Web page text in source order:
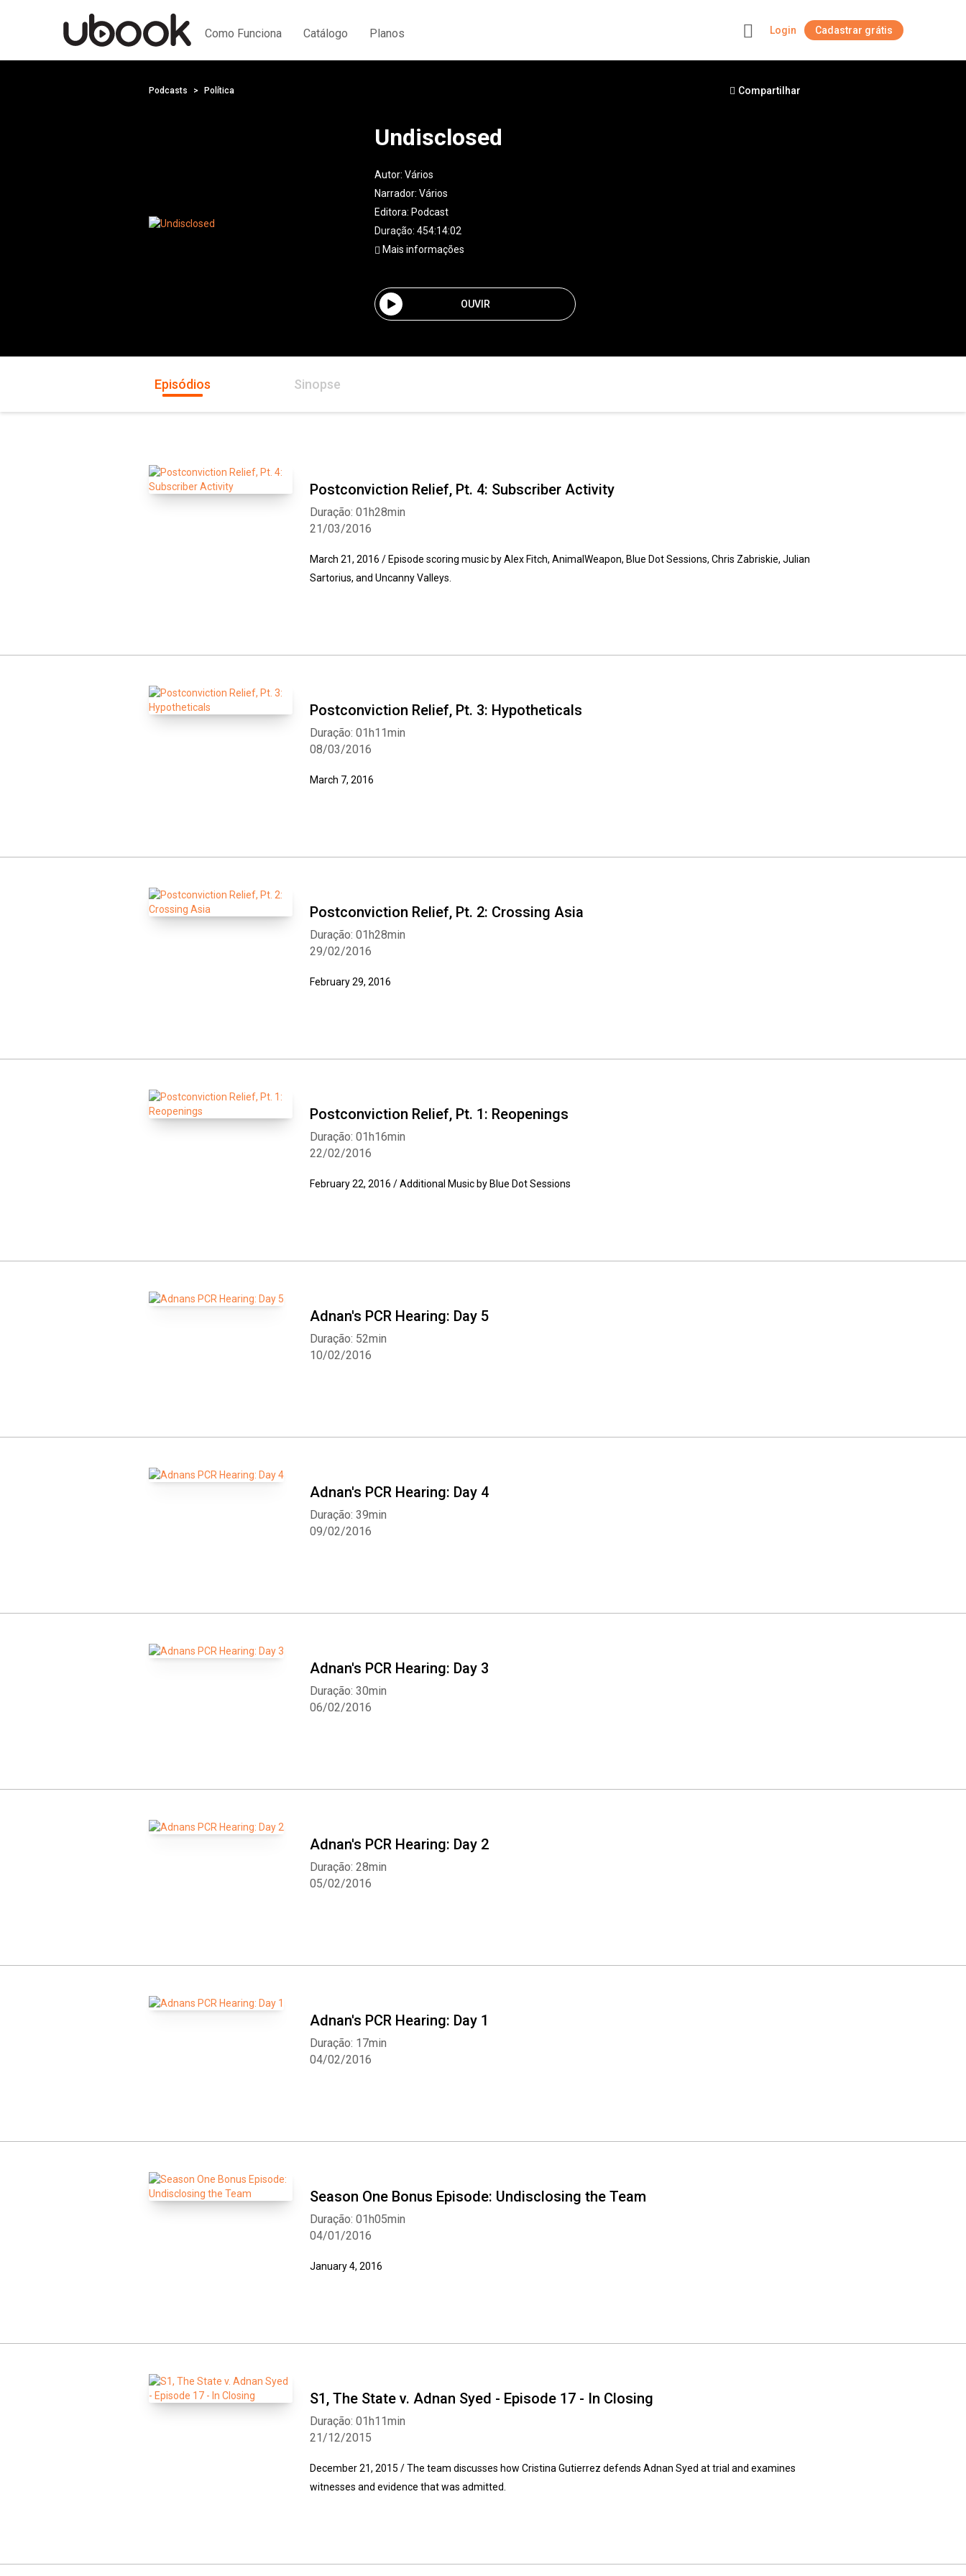
Como Funciona Catálogo Planos Login Cadastrar grátis
Podcasts Política Compartilhar
Undisclosed
Autor: Vários
Narrador: Vários
Editora: Podcast
Duração: 454:14:02
Mais informações
OUVIR
Episódios Sinopse
Postconviction Relief, Pt. 4: Subscriber Activity
21/03/2016
Duração: 01h28min
March 21, 2016 / Episode scoring music by Alex Fitch, AnimalWeapon, Blue Dot Sessions, Chris Zabriskie, Julian
Sartorius, and Uncanny Valleys.
Postconviction Relief, Pt. 3: Hypotheticals
08/03/2016
Duração: 01h11min
March 7, 2016
Postconviction Relief, Pt. 2: Crossing Asia
29/02/2016
Duração: 01h28min
February 29, 2016
Postconviction Relief, Pt. 1: Reopenings
22/02/2016
Duração: 01h16min
February 22, 2016 / Additional Music by Blue Dot Sessions
Adnan's PCR Hearing: Day 5
10/02/2016
Duração: 52min
Adnan's PCR Hearing: Day 4
09/02/2016
Duração: 39min
Adnan's PCR Hearing: Day 3
06/02/2016
Duração: 30min
Adnan's PCR Hearing: Day 2
05/02/2016
Duração: 28min
Adnan's PCR Hearing: Day 1
04/02/2016
Duração: 17min
Season One Bonus Episode: Undisclosing the Team
04/01/2016
Duração: 01h05min
January 4, 2016
S1, The State v. Adnan Syed - Episode 17 - In Closing
21/12/2015
Duração: 01h11min
December 21, 2015 / The team discusses how Cristina Gutierrez defends Adnan Syed at trial and examines
witnesses and evidence that was admitted.